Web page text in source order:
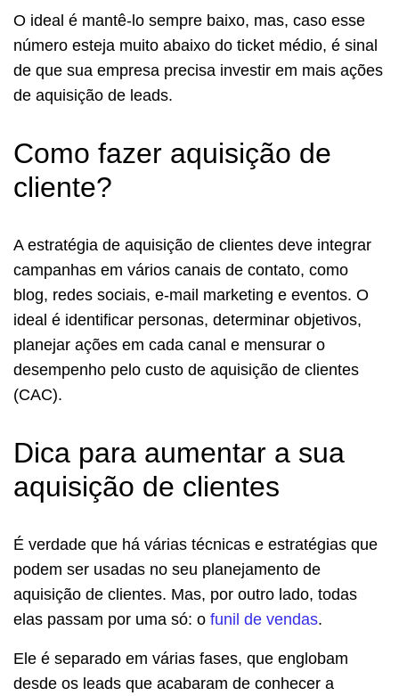
O ideal é mantê-lo sempre baixo, mas, caso esse
número esteja muito abaixo do ticket médio, é sinal
de que sua empresa precisa investir em mais ações
de aquisição de leads.
Como fazer aquisição de
cliente?
A estratégia de aquisição de clientes deve integrar
campanhas em vários canais de contato, como
blog, redes sociais, e-mail marketing e eventos. O
ideal é identificar personas, determinar objetivos,
planejar ações em cada canal e mensurar o
desempenho pelo custo de aquisição de clientes
(CAC).
Dica para aumentar a sua
aquisição de clientes
É verdade que há várias técnicas e estratégias que
podem ser usadas no seu planejamento de
aquisição de clientes. Mas, por outro lado, todas
elas passam por uma só: o funil de vendas.
Ele é separado em várias fases, que englobam
desde os leads que acabaram de conhecer a